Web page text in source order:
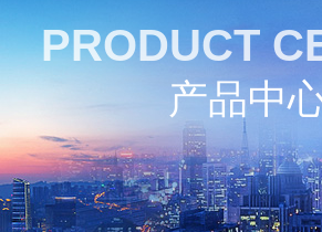
PRODUCT
产品中